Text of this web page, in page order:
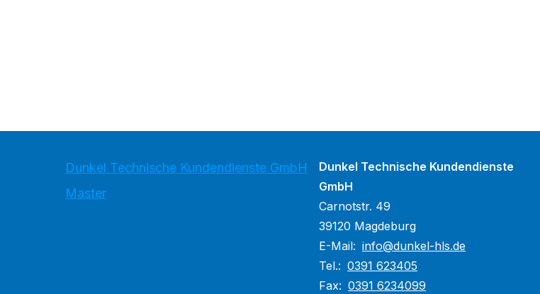
Dunkel Technische Kundendienste GmbH
Master
Dunkel Technische Kundendienste
GmbH
Carnotstr. 49
39120 Magdeburg
E-Mail: info@dunkel-hls.de
Tel.: 0391 623405
Fax: 0391 6234099